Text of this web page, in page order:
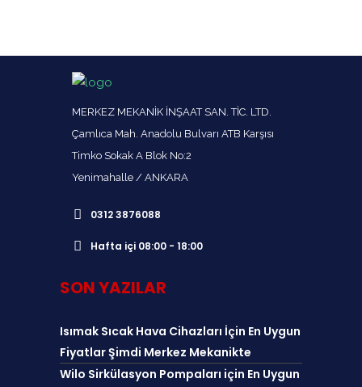
MERKEZ MEKANİK İNŞAAT SAN. TİC. LTD.
Çamlıca Mah. Anadolu Bulvarı ATB Karşısı
Timko Sokak A Blok No:2
Yenimahalle / ANKARA
0312 3876088
Hafta içi 08:00 - 18:00
SON YAZILAR
Isımak Sıcak Hava Cihazları İçin En Uygun
Fiyatlar Şimdi Merkez Mekanikte
Wilo Sirkülasyon Pompaları için En Uygun